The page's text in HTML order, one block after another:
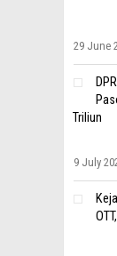
29 June
Triliun
9 July